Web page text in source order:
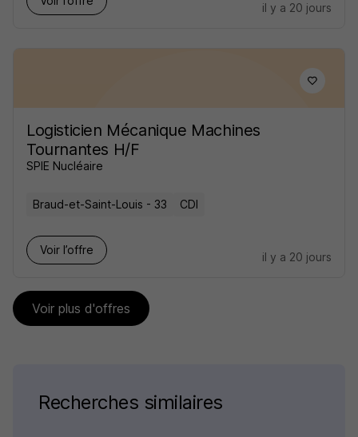
il y a 20 jours
Logisticien Mécanique Machines
Tournantes H/F
SPIE Nucléaire
Braud-et-Saint-Louis - 33 CDI
Voir l’offre
il y a 20 jours
Voir plus d'offres
Recherches similaires